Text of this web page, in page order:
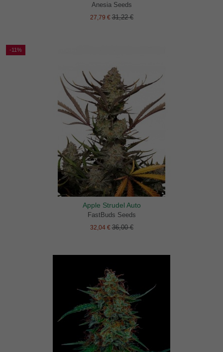
Anesia Seeds
27,79 €31,22 €
-11%
Apple Strudel Auto
FastBuds Seeds
32,04 €36,00 €